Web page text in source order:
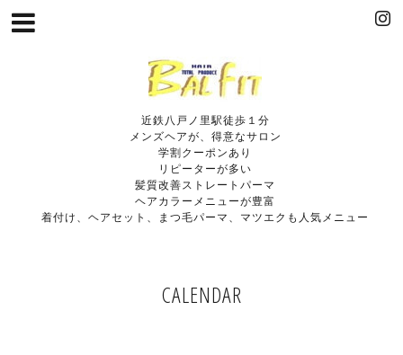
近鉄八戸ノ里駅徒歩１分
メンズヘアが、得意なサロン
学割クーポンあり
リピーターが多い
髪質改善ストレートパーマ
ヘアカラーメニューが豊富
着付け、ヘアセット、まつ毛パーマ、マツエクも人気メニュー
CALENDAR